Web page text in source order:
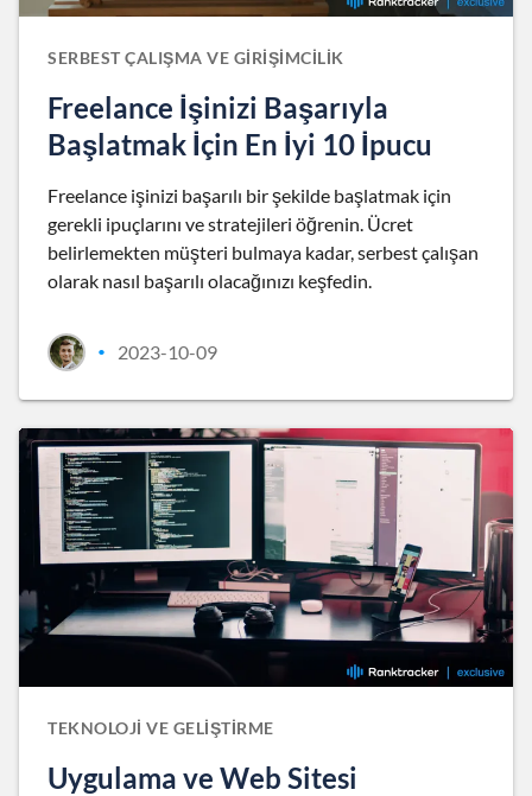
SERBEST ÇALIŞMA VE GIRIŞIMCILIK
Freelance İşinizi Başarıyla
Başlatmak İçin En İyi 10 İpucu
Freelance işinizi başarılı bir şekilde başlatmak için
gerekli ipuçlarını ve stratejileri öğrenin. Ücret
belirlemekten müşteri bulmaya kadar, serbest çalışan
olarak nasıl başarılı olacağınızı keşfedin.
• 2023-10-09
TEKNOLOJI VE GELIŞTIRME
Uygulama ve Web Sitesi